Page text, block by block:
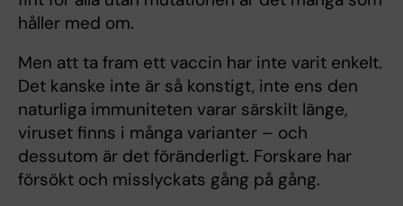
håller med om.
Men att ta fram ett vaccin har inte varit enkelt.
Det kanske inte är så konstigt, inte ens den
naturliga immuniteten varar särskilt länge,
viruset finns i många varianter – och
dessutom är det föränderligt. Forskare har
försökt och misslyckats gång på gång.